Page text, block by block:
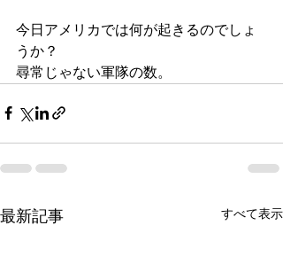
今日アメリカでは何が起きるのでしょ
うか？
尋常じゃない軍隊の数。
最新記事 すべて表示